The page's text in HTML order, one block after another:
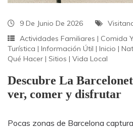
9 De Junio De 2026
Actividades Familiares | Comida
Turística | Información Útil | Inicio |
Qué Hacer | Sitios | Vida Local
Descubre La
ver, comer y disfrutar
Pocas zonas de Barcelona